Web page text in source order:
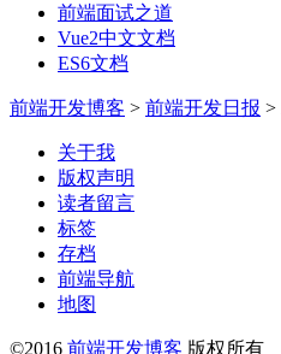
前端面试之道
Vue2中文文档
ES6文档
前端开发博客 > 前端开发日报 >
关于我
版权声明
读者留言
标签
存档
前端导航
地图
©2016 前端开发博客 版权所有